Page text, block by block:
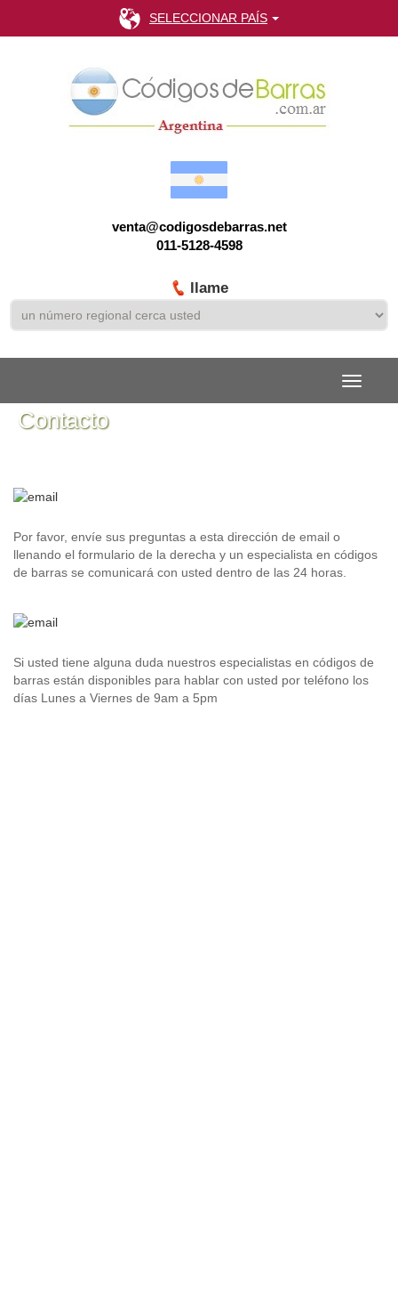
SELECCIONAR PAÍS
venta@codigosdebarras.net
011-5128-4598
llame
Contacto
Por favor, envíe sus preguntas a esta dirección de email o
llenando el formulario de la derecha y un especialista en códigos
de barras se comunicará con usted dentro de las 24 horas.
Si usted tiene alguna duda nuestros especialistas en códigos de
barras están disponibles para hablar con usted por teléfono los
días Lunes a Viernes de 9am a 5pm